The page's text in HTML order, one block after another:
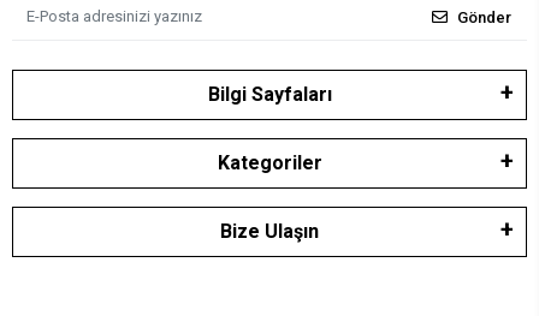
Gönder
Bilgi Sayfaları
Kategoriler
Bize Ulaşın